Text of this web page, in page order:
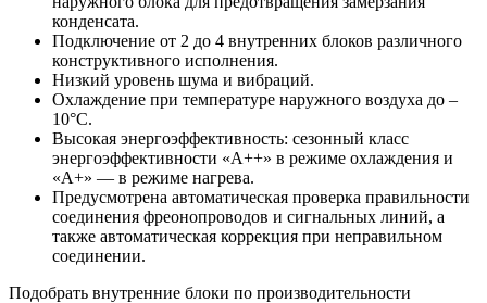
конденсата.
Подключение от 2 до 4 внутренних блоков различного
конструктивного исполнения.
Низкий уровень шума и вибраций.
Охлаждение при температуре наружного воздуха до –
10°С.
Высокая энергоэффективность: сезонный класс
энергоэффективности «А++» в режиме охлаждения и
«А+» — в режиме нагрева.
Предусмотрена автоматическая проверка правильности
соединения фреонопроводов и сигнальных линий, а
также автоматическая коррекция при неправильном
соединении.
Подобрать внутренние блоки по производительности